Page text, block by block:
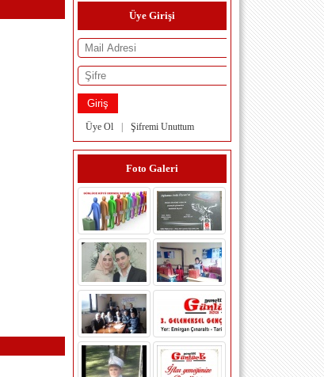
Üye Girişi
Şifremi Unuttum
Üye Ol
Foto Galeri